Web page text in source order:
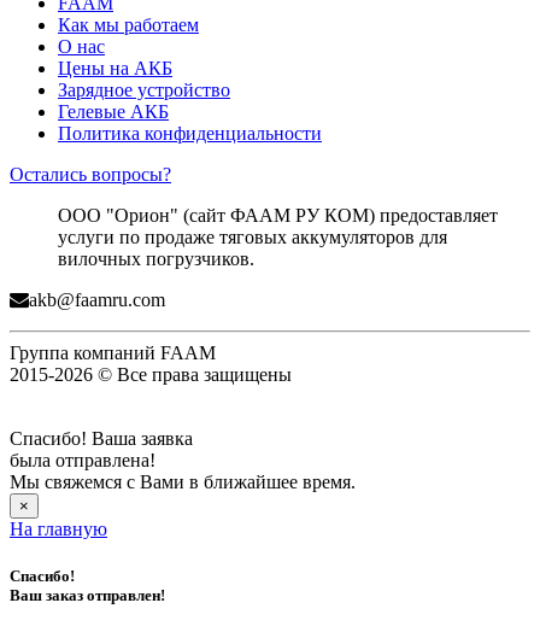
Как мы работаем
О нас
Цены на АКБ
Зарядное устройство
Гелевые АКБ
Политика конфиденциальности
Остались вопросы?
ООО "Орион" (сайт ФААМ РУ КОМ) предоставляет
услуги по продаже тяговых аккумуляторов для
вилочных погрузчиков.
akb@faamru.com
Группа компаний FAAM
2015-2026 © Все права защищены
Спасибо! Ваша заявка
была отправлена!
Мы свяжемся с Вами в ближайшее время.
×
На главную
Спасибо!
Ваш заказ отправлен!